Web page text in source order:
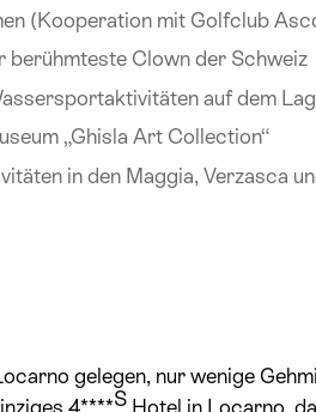
(Kooperation mit Golfclub
berühmteste Clown der Schweiz
auf dem
„Ghisla Art Collection“
in den Maggia, Verzasca
gelegen, nur wenige
4****S Hotel in Locarno,